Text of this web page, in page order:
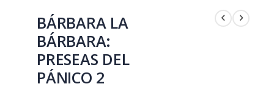
comienzo
imágenes
BÁRBARA LA
BÁRBARA:
PRESEAS DEL
PÁNICO 2